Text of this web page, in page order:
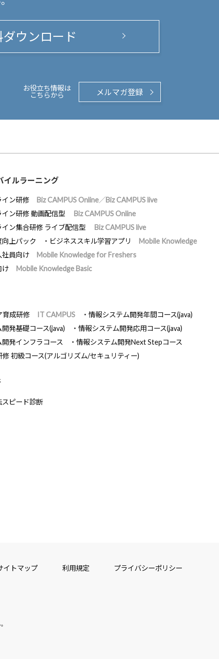
ウンロード
お役立ち情報は
こちらから
メルマガ登録
イルラーニング
イン研修
Biz CAMPUS Online／Biz CAMPUS live
ン研修 動画配信型
Biz CAMPUS Online
ン集合研修 ライブ配信型
Biz CAMPUS live
上パック
ビジネススキル学習アプリ
Mobile Knowledge
社員向け
Mobile Knowledge for Freshers
け
Mobile Knowledge Basic
育成研修 IT CAMPUS
情報システム開発年間コース(java)
発基礎コース(java)
情報システム開発応用コース(java)
発インフラコース
情報システム開発Next Stepコース
初級コース(アルゴリズム/セキュリティー)
ピード診断
イトマップ 利用規定 プライバシーポリシー